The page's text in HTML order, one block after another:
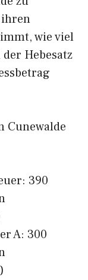
ihren
wie viel
Hebesatz
Cunewalde
390
A: 300